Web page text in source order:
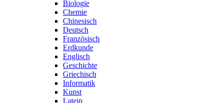
Biologie
Chemie
Chinesisch
Deutsch
Französisch
Erdkunde
Englisch
Geschichte
Griechisch
Informatik
Kunst
Latein